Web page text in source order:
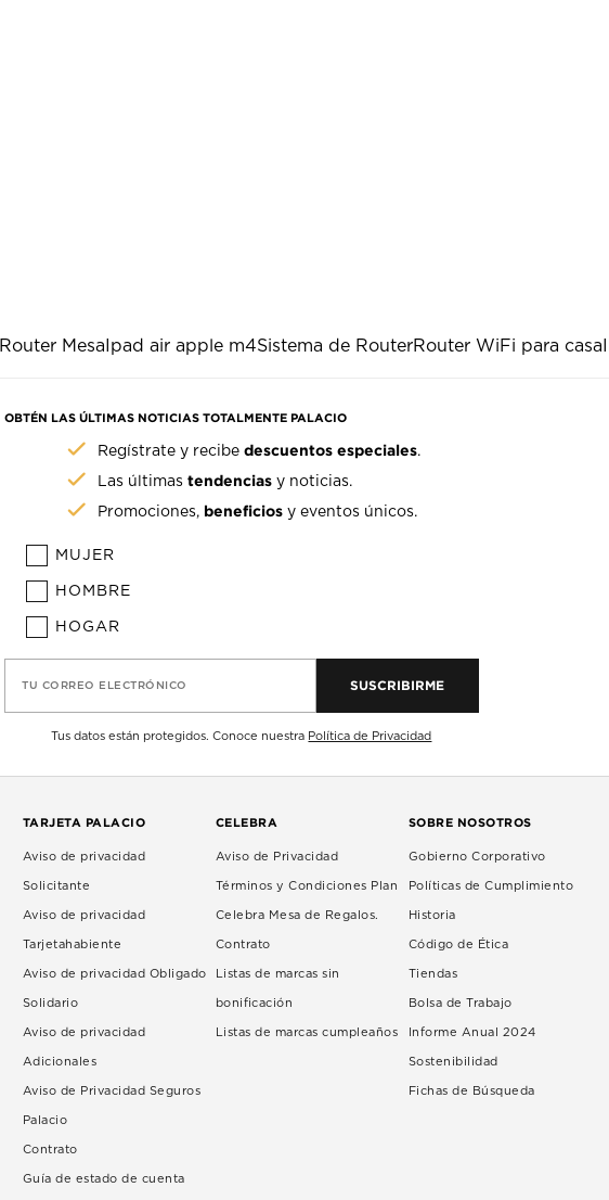
Router Mesa Ipad air apple m4Sistema de RouterRouter WiFi para casa
OBTÉN LAS ÚLTIMAS NOTICIAS TOTALMENTE PALACIO
Regístrate y recibedescuentos especiales.
Las últimastendencias y noticias.
Promociones, beneficios y eventos únicos.
MUJER
HOMBRE
HOGAR
TU CORREO ELECTRÓNICO SUSCRIBIRME
Tus datos están protegidos. Conoce nuestra Política de Privacidad
TARJETA PALACIO
Aviso de privacidad
Solicitante
Aviso de privacidad
Tarjetahabiente
Aviso de privacidad Obligado
Solidario
Aviso de privacidad
Adicionales
Aviso de Privacidad Seguros
Palacio
Contrato
Guía de estado de cuenta
CELEBRA
Aviso de Privacidad
Términos y Condiciones Plan
Celebra Mesa de Regalos.
Contrato
Listas de marcas sin
bonificación
Listas de marcas cumpleaños
SOBRE NOSOTROS
Gobierno Corporativo
Políticas de Cumplimiento
Historia
Código de Ética
Tiendas
Bolsa de Trabajo
Informe Anual 2024
Sostenibilidad
Fichas de Búsqueda